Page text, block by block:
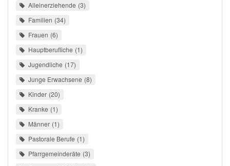
Alleinerziehende 3
Familien 34
Frauen 6
Hauptberufliche 1
Jugendliche 17
Junge Erwachsene 8
Kinder 20
Kranke 1
Männer 1
Pastorale Berufe 1
Pfarrgemeinderäte 3